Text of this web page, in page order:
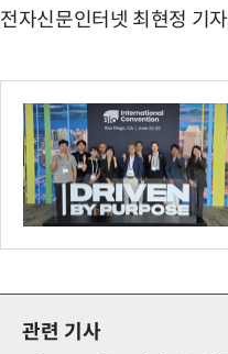
전자신문인터넷 최현정
관련 기사